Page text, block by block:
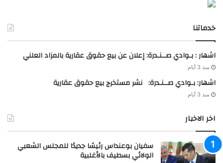
خدماتنا
اشهار : بـوادي صــنـدرة: إعلان عن بيع حقوق عقارية بالمزاد العلني
منذ 3 أيام
اشهار: بـوادي صــنـدرة: نشر مستخرج بيع حقوق عقارية
منذ 3 أيام
اخر الاخبار
سفيان بوعنداس رئيسًا جديدًا للمجلس الشعبي
الولائي بسطيف بالأغلبية